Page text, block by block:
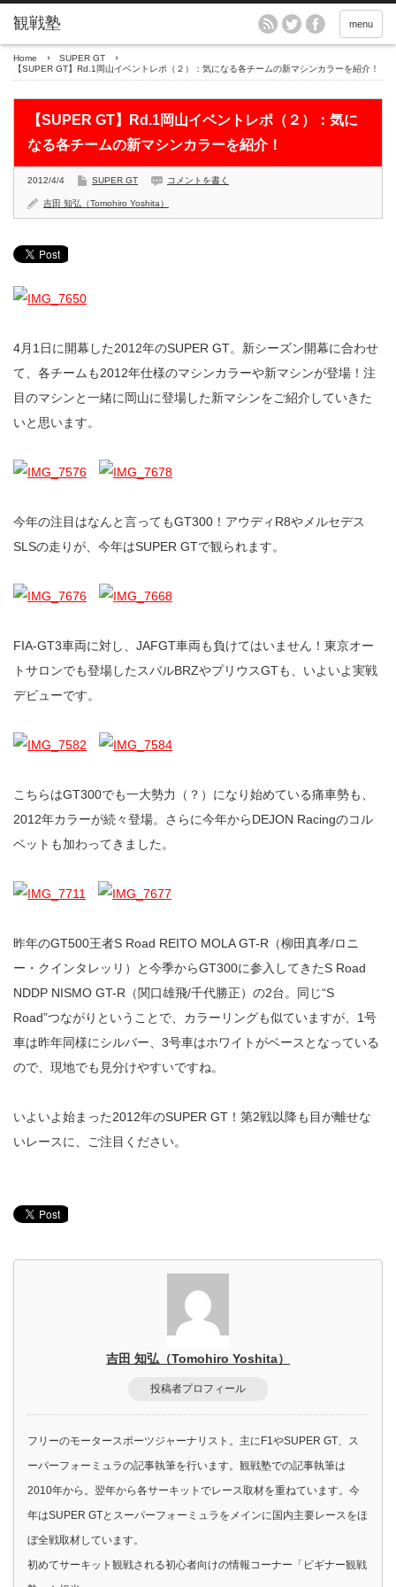
menu
Home
SUPER GT
【SUPER GT】Rd.1岡山イベントレポ（２）：気になる各チームの新マシンカラーを紹介！
【SUPER GT】Rd.1岡山イベントレポ（２）：気に
なる各チームの新マシンカラーを紹介！
2012/4/4 SUPER GT コメントを書く
吉田 知弘（Tomohiro Yoshita）
4月1日に開幕した2012年のSUPER GT。新シーズン開幕に合わせ
て、各チームも2012年仕様のマシンカラーや新マシンが登場！注
目のマシンと一緒に岡山に登場した新マシンをご紹介していきた
いと思います。
今年の注目はなんと言ってもGT300！アウディR8やメルセデス
SLSの走りが、今年はSUPER GTで観られます。
FIA-GT3車両に対し、JAFGT車両も負けてはいません！東京オー
トサロンでも登場したスバルBRZやプリウスGTも、いよいよ実戦
デビューです。
こちらはGT300でも一大勢力（？）になり始めている痛車勢も、
2012年カラーが続々登場。さらに今年からDEJON Racingのコル
ベットも加わってきました。
昨年のGT500王者S Road REITO MOLA GT-R（柳田真孝/ロニ
ー・クインタレッリ）と今季からGT300に参入してきたS Road
NDDP NISMO GT-R（関口雄飛/千代勝正）の2台。同じ“S
Road”つながりということで、カラーリングも似ていますが、1号
車は昨年同様にシルバー、3号車はホワイトがベースとなっている
ので、現地でも見分けやすいですね。
いよいよ始まった2012年のSUPER GT！第2戦以降も目が離せな
いレースに、ご注目ください。
吉田 知弘（Tomohiro Yoshita）
投稿者プロフィール
フリーのモータースポーツジャーナリスト。主にF1やSUPER GT、ス
ーパーフォーミュラの記事執筆を行います。観戦塾での記事執筆は
2010年から。翌年から各サーキットでレース取材を重ねています。今
年はSUPER GTとスーパーフォーミュラをメインに国内主要レースをほ
ぼ全戦取材しています。
初めてサーキット観戦される初心者向けの情報コーナー「ビギナー観戦